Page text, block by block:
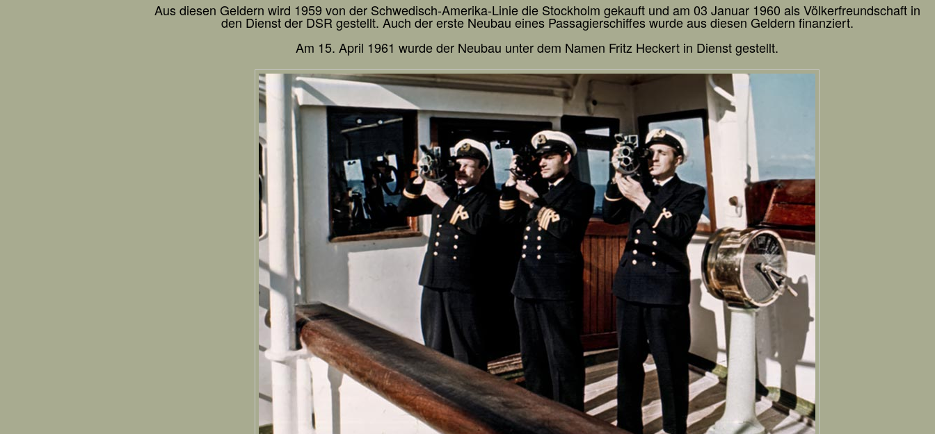
Aus diesen Geldern wird 1959 von der Schwedisch-Amerika-Linie die Stockholm gekauft und am 03 Januar 1960 als Völkerfreundschaft in
den Dienst der DSR gestellt. Auch der erste Neubau eines Passagierschiffes wurde aus diesen Geldern finanziert.
Am 15. April 1961 wurde der Neubau unter dem Namen Fritz Heckert in Dienst gestellt.